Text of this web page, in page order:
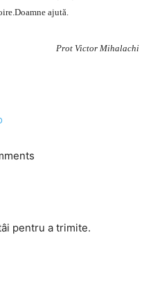
ajută.
Prot Victor Mihalachi
pentru a trimite.